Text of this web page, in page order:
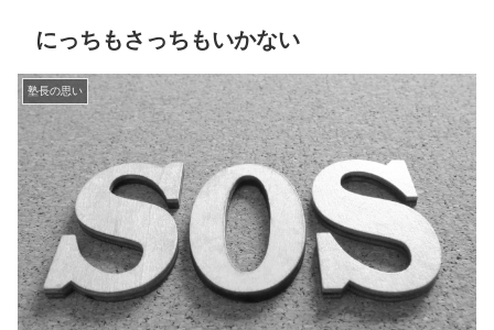
にっちもさっちもいかない
塾長の思い